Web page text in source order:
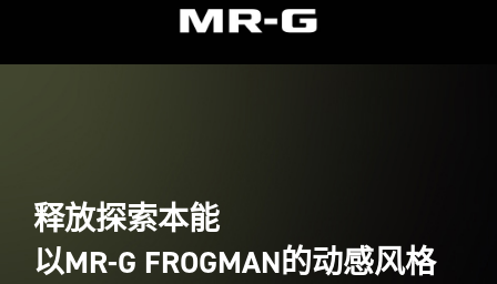
释放探索本能
以MR-G FROGMAN的动感风格